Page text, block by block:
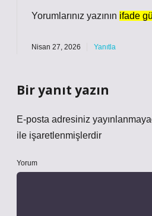
Yorumlarınız yazının ifade
Nisan 27, 2026 Yanıtla
Bir yanıt yazın
E-posta adresiniz
ile işaretlenmişlerdir
Yorum